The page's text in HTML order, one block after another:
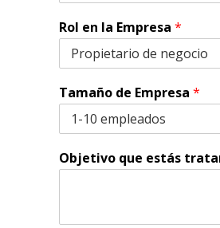
Rol en la Empresa *
Tamaño de Empresa *
Objetivo que estás